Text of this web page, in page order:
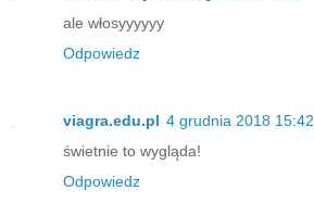
ale włosyyyyyy
Odpowiedz
viagra.edu.pl 4 grudnia 2018 15:42
świetnie to wygląda!
Odpowiedz